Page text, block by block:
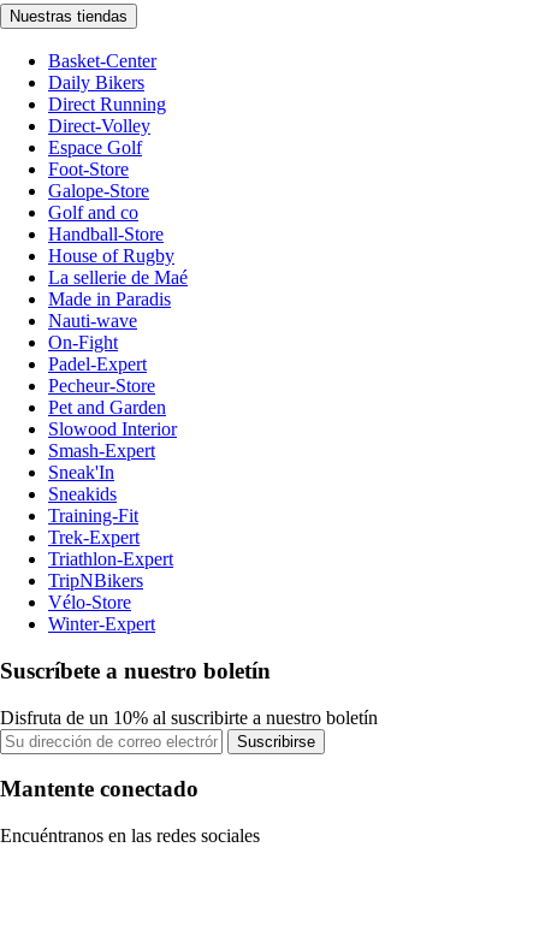
Nuestras tiendas
Basket-Center
Daily Bikers
Direct Running
Direct-Volley
Espace Golf
Foot-Store
Galope-Store
Golf and co
Handball-Store
House of Rugby
La sellerie de Maé
Made in Paradis
Nauti-wave
On-Fight
Padel-Expert
Pecheur-Store
Pet and Garden
Slowood Interior
Smash-Expert
Sneak'In
Sneakids
Training-Fit
Trek-Expert
Triathlon-Expert
TripNBikers
Vélo-Store
Winter-Expert
Suscríbete a nuestro boletín
Disfruta de un 10% al suscribirte a nuestro boletín
Suscribirse
Mantente conectado
Encuéntranos en las redes sociales